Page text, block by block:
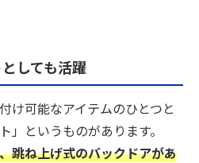
しても活躍
け可能なアイテムのひとつと
」というものがあります。
跳ね上げ式のバックドアがあ